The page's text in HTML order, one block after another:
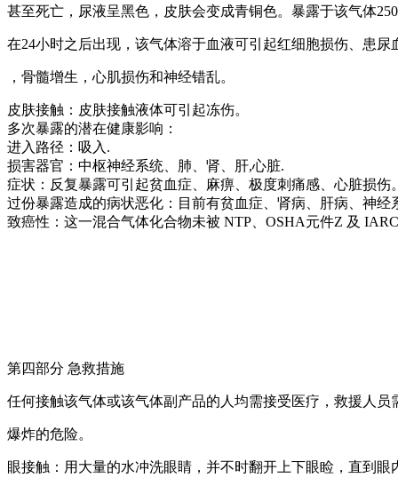
甚至死亡，尿液呈黑色，皮肤会变成青铜色。暴露于该气体
在24小时之后出现，该气体溶于血液可引起红细胞损伤、患
，骨髓增生，心肌损伤和神经错乱。
皮肤接触：皮肤接触液体可引起冻伤。
多次暴露的潜在健康影响：
进入路径：吸入.
损害器官：中枢神经系统、肺、肾、肝,心脏.
症状：反复暴露可引起贫血症、麻痹、极度刺痛感、心脏损伤
过份暴露造成的病状恶化：目前有贫血症、肾病、肝病、神经
致癌性：这一混合气体化合物未被 NTP、OSHA元件Z 及
第四部分 急救措施
任何接触该气体或该气体副产品的人均需接受医疗，救援人
爆炸的危险。
眼接触：用大量的水冲洗眼睛，并不时翻开上下眼睑，直到